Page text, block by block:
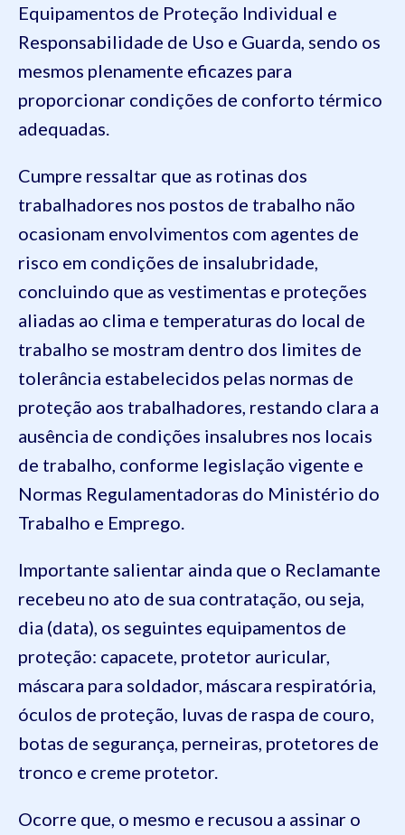
Equipamentos de Proteção Individual e
Responsabilidade de Uso e Guarda, sendo os
mesmos plenamente eficazes para
proporcionar condições de conforto térmico
adequadas.
Cumpre ressaltar que as rotinas dos
trabalhadores nos postos de trabalho não
ocasionam envolvimentos com agentes de
risco em condições de insalubridade,
concluindo que as vestimentas e proteções
aliadas ao clima e temperaturas do local de
trabalho se mostram dentro dos limites de
tolerância estabelecidos pelas normas de
proteção aos trabalhadores, restando clara a
ausência de condições insalubres nos locais
de trabalho, conforme legislação vigente e
Normas Regulamentadoras do Ministério do
Trabalho e Emprego.
Importante salientar ainda que o Reclamante
recebeu no ato de sua contratação, ou seja,
dia (data), os seguintes equipamentos de
proteção: capacete, protetor auricular,
máscara para soldador, máscara respiratória,
óculos de proteção, luvas de raspa de couro,
botas de segurança, perneiras, protetores de
tronco e creme protetor.
Ocorre que, o mesmo e recusou a assinar o